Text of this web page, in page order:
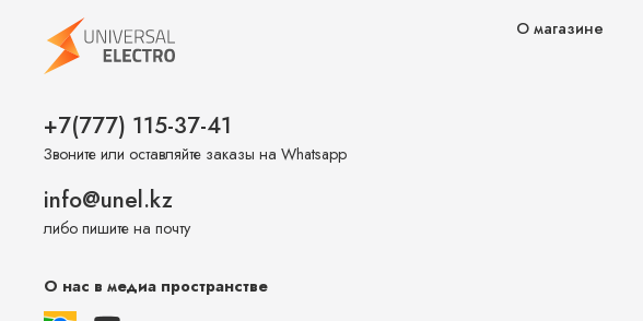
О магазине
+7(777) 115-37-41
Звоните или оставляйте заказы на Whatsapp
info@unel.kz
либо пишите на почту
О нас в медиа пространстве